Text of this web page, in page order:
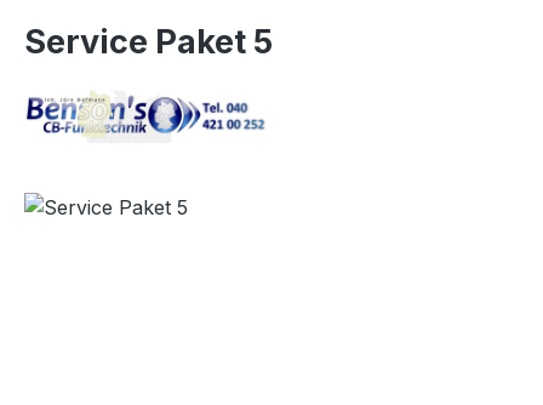
Service Paket 5
Bildergalerie überspringen